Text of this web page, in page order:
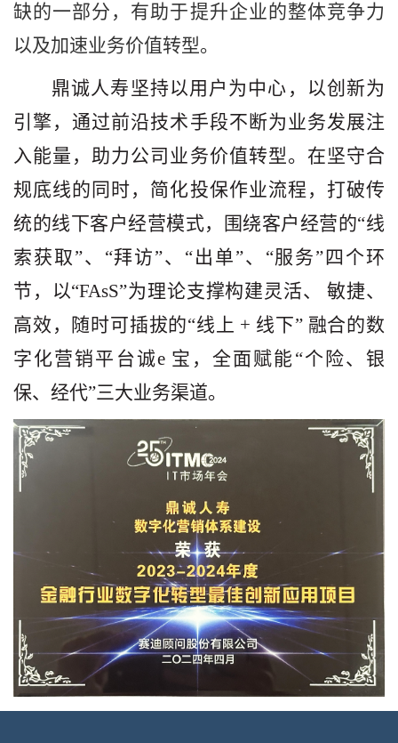
缺的一部分，有助于提升企业的整体竞争力
以及加速业务价值转型。
鼎诚人寿坚持以用户为中心，以创新为
引擎，通过前沿技术手段不断为业务发展注
入能量，助力公司业务价值转型。在坚守合
规底线的同时，简化投保作业流程，打破传
统的线下客户经营模式，围绕客户经营的“线
索获取”、“拜访”、“出单”、“服务”四个环
节，以“FAsS”为理论支撑构建灵活、 敏捷、
高效，随时可插拔的“线上 + 线下” 融合的数
字化营销平台诚e 宝，全面赋能“个险、银
保、经代”三大业务渠道。